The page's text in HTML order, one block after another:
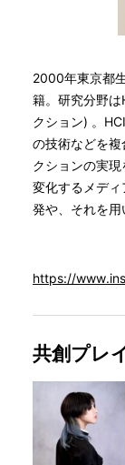
2000年東京都
籍。研究分野
クション) 。
の技術などを
クションの実
変化するメデ
発や、それを用
https://
共創プレ